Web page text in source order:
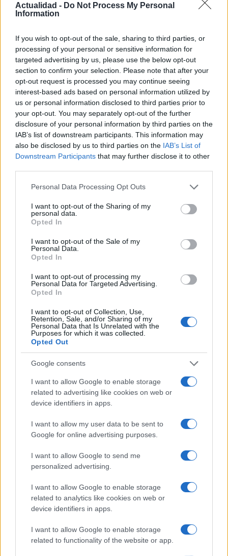
Actualidad - Do Not Process My Personal
Information
If you wish to opt-out of the sale, sharing to third parties, or
processing of your personal or sensitive information for
targeted advertising by us, please use the below opt-out
section to confirm your selection. Please note that after your
opt-out request is processed you may continue seeing
interest-based ads based on personal information utilized by
us or personal information disclosed to third parties prior to
your opt-out. You may separately opt-out of the further
disclosure of your personal information by third parties on the
IAB’s list of downstream participants. This information may
also be disclosed by us to third parties on the IAB’s List of
Downstream Participants that may further disclose it to other
Please note that this website/app uses one or more Google
not limited to your visit or usage behaviour. You may click to
grant or deny consent to Google and its third-party tags to
use your data for below specified purposes in below Google
consent section.
Personal Data Processing Opt Outs
I want to opt-out of the Sharing of my
personal data.
Opted In
I want to opt-out of the Sale of my
Personal Data.
Opted In
I want to opt-out of processing my
Personal Data for Targeted Advertising.
Opted In
I want to opt-out of Collection, Use,
Retention, Sale, and/or Sharing of my
Personal Data that Is Unrelated with the
Purposes for which it was collected.
Opted Out
Google consents
I want to allow Google to enable storage
related to advertising like cookies on web or
device identifiers in apps.
I want to allow my user data to be sent to
Google for online advertising purposes.
I want to allow Google to send me
personalized advertising.
I want to allow Google to enable storage
related to analytics like cookies on web or
device identifiers in apps.
I want to allow Google to enable storage
related to functionality of the website or app.
Con el objetivo de determinar cuáles son…
AUTOMOVIL
Compra tu coche de segunda mano en
Heycar
Cupra Raval: un eléctrico compacto con
carácter deportivo
Prueba y análisis del Cupra Raval: compacto, producido…
AUTOMOVIL